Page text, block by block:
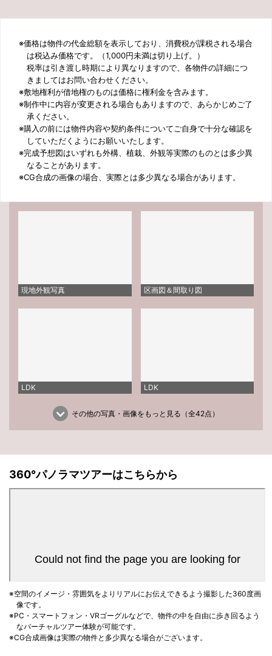
※価格は物件の代金総額を表示しており、消費税が課税される場合
は税込み価格です。（1,000円未満は切り上げ。）
税率は引き渡し時期により異なりますので、各物件の詳細につ
きましてはお問い合わせください。
※敷地権利が借地権のものは価格に権利金を含みます。
※制作中に内容が変更される場合もありますので、あらかじめご了
承ください。
※購入の前には物件内容や契約条件についてご自身で十分な確認を
していただくようにお願いいたします。
※完成予想図はいずれも外構、植栽、外観等実際のものとは多少異
なることがあります。
※CG合成の画像の場合、実際とは多少異なる場合があります。
現地外観写真 区画図＆間取り図
LDK LDK
その他の写真・画像をもっと見る（全42点）
360°パノラマツアーはこちらから
※空間のイメージ・雰囲気をよりリアルにお伝えできるよう撮影した360度画
像です。
※PC・スマートフォン・VRゴーグルなどで、物件の中を自由に歩き回るよう
なバーチャルツアー体験が可能です。
※CG合成画像は実際の物件と多少異なる場合がございます。